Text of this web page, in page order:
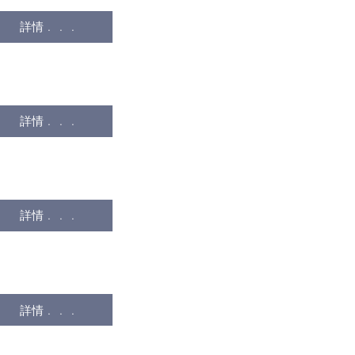
詳情﹒﹒﹒
詳情﹒﹒﹒
詳情﹒﹒﹒
詳情﹒﹒﹒